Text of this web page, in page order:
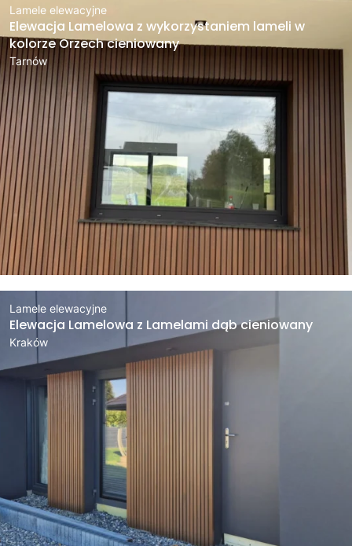
Lamele elewacyjne
Elewacja Lamelowa z wykorzystaniem lameli w
kolorze Orzech cieniowany
Tarnów
Lamele elewacyjne
Elewacja Lamelowa z Lamelami dąb cieniowany
Kraków